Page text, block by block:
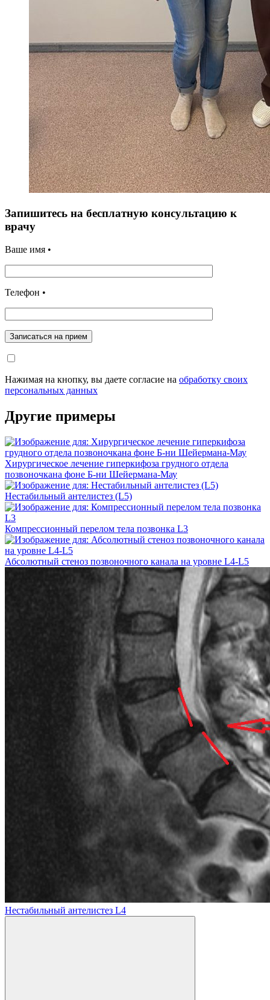
Запишитесь на бесплатную консультацию к
врачу
Ваше имя •
Телефон •
Записаться на прием
Нажимая на кнопку, вы даете согласие на обработку своих
персональных данных
Другие примеры
Хирургическое лечение гиперкифоза грудного отдела
позвоночкана фоне Б-ни Шейермана-Мау
Нестабильный антелистез (L5)
Компрессионный перелом тела позвонка L3
Абсолютный стеноз позвоночного канала на уровне L4-L5
Нестабильный антелистез L4